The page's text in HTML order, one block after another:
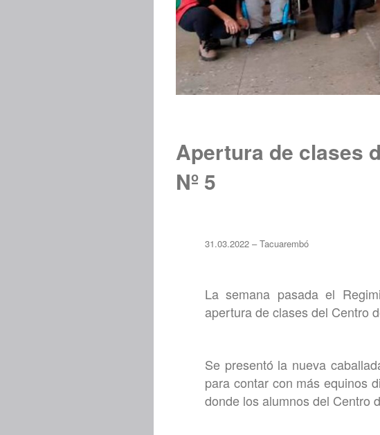
Apertura de clases
Nº 5
31.03.2022 – Tacuarembó
La semana pasada el
apertura de clases del Centro
Se presentó la nueva
para contar con más equinos
donde los alumnos del Centro